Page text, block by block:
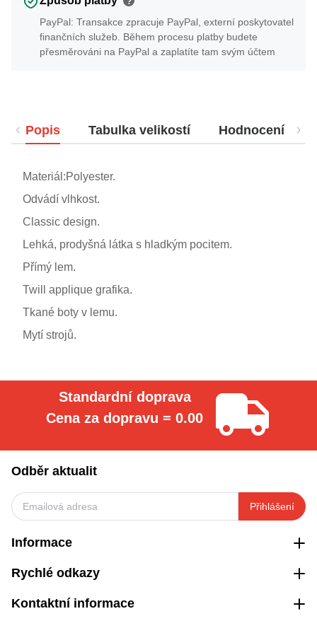
PayPal: Transakce zpracuje PayPal, externí poskytovatel
finančních služeb. Během procesu platby budete
přesměrováni na PayPal a zaplatíte tam svým účtem
Popis Tabulka velikostí Hodnocení
Materiál:Polyester.
Odvádí vlhkost.
Classic design.
Lehká, prodyšná látka s hladkým pocitem.
Přímý lem.
Twill applique grafika.
Tkané boty v lemu.
Mytí strojů.
Standardní doprava
Cena za dopravu = 0.00
Odběr aktualit
Přihlášení
Informace
Rychlé odkazy
Kontaktní informace